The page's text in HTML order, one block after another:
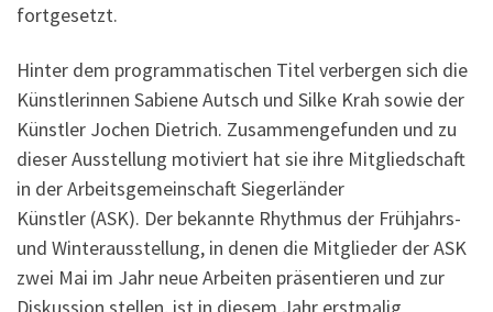
fortgesetzt.
Hinter dem programmatischen Titel verbergen sich die
Künstlerinnen Sabiene Autsch und Silke Krah sowie der
Künstler Jochen Dietrich. Zusammengefunden und zu
dieser Ausstellung motiviert hat sie ihre Mitgliedschaft
in der Arbeitsgemeinschaft Siegerländer
Künstler (ASK). Der bekannte Rhythmus der Frühjahrs-
und Winterausstellung, in denen die Mitglieder der ASK
zwei Mai im Jahr neue Arbeiten präsentieren und zur
Diskussion stellen, ist in diesem Jahr erstmalig